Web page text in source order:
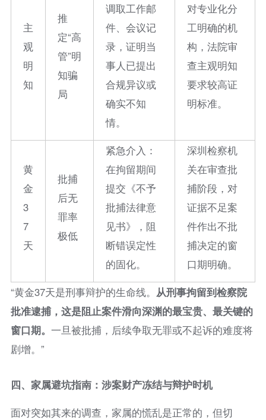
主
观
明
知
推
定“高
管”明
知骗
局
调取工作邮
件、会议记
录，证明当
事人已提出
合规异议或
确实不知
情。
对专业化分
工明确的机
构，法院审
查主观明知
要求较高证
明标准。
黄
金
3
7
天
批捕
后无
罪率
极低
紧急介入：
在拘留期间
提交《不予
批捕法律意
见书》，阻
断错误定性
的固化。
深圳检察机
关在审查批
捕阶段，对
证据不足案
件作出不批
捕决定的窗
口期明确。
“黄金37天是刑事辩护的生命线。 从刑事拘留到检察院
批准逮捕，这是阻止案件滑向深渊的最宝贵、最关键的
窗口期。 一旦被批捕，后续争取无罪或不起诉的难度将
剧增。”
四、家属避坑指南：涉案财产冻结与辩护时机
面对突如其来的调查，家属的慌乱是正常的，但切